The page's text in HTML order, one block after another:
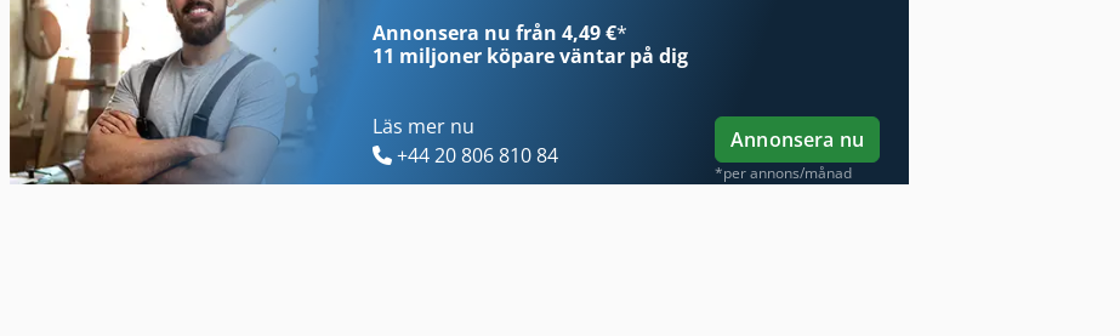
Förpackning Filmer
Annonsera nu från 4,49 €*
11 miljoner köpareväntar på dig
Läs mer nu
+44 20 806 810 84
Annonsera nu
*per annons/månad